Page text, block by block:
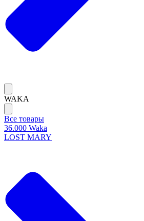
WAKA
Все товары
36.000 Waka
LOST MARY